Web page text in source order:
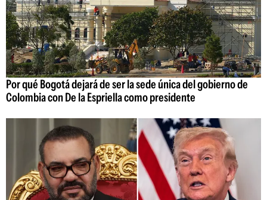
Por qué Bogotá dejará de ser la sede única del gobierno de
Colombia con De la Espriella como presidente